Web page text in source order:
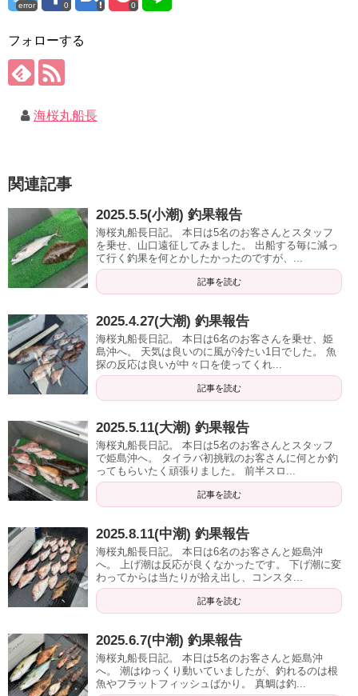
error 0 0
フォローする
海桜丸船長
関連記事
2025.5.5(小潮) 釣果報告
海桜丸船長日記。 本日は5名のお客さんとスタッフ
を乗せ、山口遠征してみました。 出船する毎に減っ
て行く釣果を何とかしたかったのですが、...
記事を読む
2025.4.27(大潮) 釣果報告
海桜丸船長日記。 本日は6名のお客さんを乗せ、姫
島沖へ。 天気は良いのに風が冷たい1日でした。 魚
探の反応は良いが中々口を使ってくれ...
記事を読む
2025.5.11(大潮) 釣果報告
海桜丸船長日記。 本日は5名のお客さんとスタッフ
で姫島沖へ。 タイラバ初挑戦のお客さんに何とか釣
ってもらいたく頑張りました。 前半スロ...
記事を読む
2025.8.11(中潮) 釣果報告
海桜丸船長日記。 本日は6名のお客さんと姫島沖
へ。 上げ潮は反応が良くなかったです。 下げ潮に変
わってからは当たりが拾え出し、コンスタ...
記事を読む
2025.6.7(中潮) 釣果報告
海桜丸船長日記。 本日は5名のお客さんと姫島沖
へ。 潮はゆっくり動いていましたが、釣れるのは根
魚やフラットフィッシュばかり。 真鯛は釣...